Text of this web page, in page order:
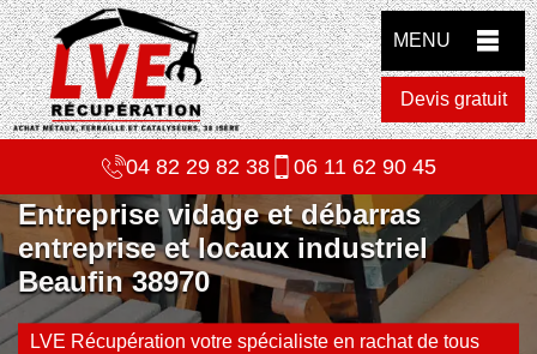
MENU
Devis gratuit
04 82 29 82 38 06 11 62 90 45
Entreprise vidage et débarras
entreprise et locaux industriel
Beaufin 38970
LVE Récupération votre spécialiste en rachat de tous